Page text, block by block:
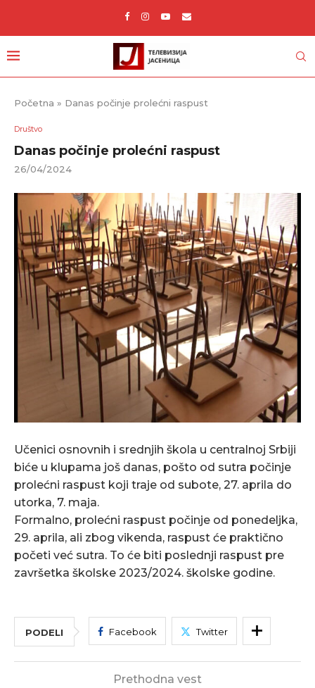
Početna » Danas počinje prolećni raspust
Društvo
Danas počinje prolećni raspust
26/04/2024
Učenici osnovnih i srednjih škola u centralnoj Srbiji
biće u klupama još danas, pošto od sutra počinje
prolećni raspust koji traje od subote, 27. aprila do
utorka, 7. maja.
Formalno, prolećni raspust počinje od ponedeljka,
29. aprila, ali zbog vikenda, raspust će praktično
početi već sutra. To će biti poslednji raspust pre
završetka školske 2023/2024. školske godine.
PODELI Facebook Twitter
Prethodna vest